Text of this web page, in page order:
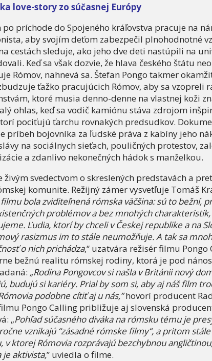
love-story zo súčasnej Európy
po príchode do Spojeného kráľovstva pracuje na
aby svojím deťom zabezpečil plnohodnotné
cestách sleduje, ako jeho dve deti nastúpili na
Keď sa však dozvie, že hlava českého štátu
Rómov, nahnevá sa. Štefan Pongo takmer
ťažko pracujúcich Rómov, aby sa vzopreli
ktoré musia denno-denne na vlastnej koži
ohlas, keď sa vodič kamiónu stáva zdrojom
pociťujú ťarchu rovnakých predsudkov.
príbeh bojovníka za ľudské práva z kabíny jeho
na sociálnych sieťach, pouličných protestov,
a zdanlivo nekonečných hádok s manželkou.
živým svedectvom o skreslených predstavách a
komunite. Režijný zámer vysvetľuje Tomáš
filmu bola zviditeľnená rómska väčšina: sú to bežní,
problémov a bez mnohých
Ľudia, ktorí by chceli v Českej republike a na
rasizmus im to stále neumožňuje. A tak sa
o nich prichádza,“ uzatvára režisér filmu
bežnú realitu rómskej rodiny, ktorá je pod
„Rodina Pongovcov si našla v Británii nový
budujú si kariéry. Prial by som si, aby aj náš film
podobne cítiť aj u nás,”hovorí producent
Pongo Calling približuje aj slovenská
„Pohľad súčasného diváka na rómsku tému je
vznikajú “zásadné rómske filmy“, a pritom
v ktorej Rómovia rozprávajú bezchybnou
je aktivista,” uviedla o filme.